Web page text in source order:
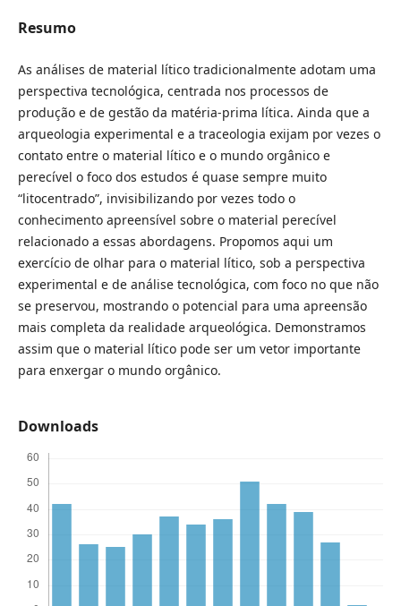
Resumo
As análises de material lítico tradicionalmente adotam uma
perspectiva tecnológica, centrada nos processos de
produção e de gestão da matéria-prima lítica. Ainda que a
arqueologia experimental e a traceologia exijam por vezes o
contato entre o material lítico e o mundo orgânico e
perecível o foco dos estudos é quase sempre muito
“litocentrado”, invisibilizando por vezes todo o
conhecimento apreensível sobre o material perecível
relacionado a essas abordagens. Propomos aqui um
exercício de olhar para o material lítico, sob a perspectiva
experimental e de análise tecnológica, com foco no que não
se preservou, mostrando o potencial para uma apreensão
mais completa da realidade arqueológica. Demonstramos
assim que o material lítico pode ser um vetor importante
para enxergar o mundo orgânico.
Downloads